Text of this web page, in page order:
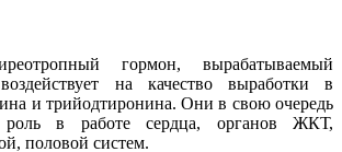
гормон, вырабатываемый
на качество выработки в
и трийодтиронина. Они в свою очередь
в работе сердца, органов ЖКТ,
половой систем.